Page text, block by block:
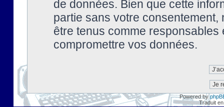
de données. Bien que cette
partie sans votre
être tenus comme
compromettre vos données.
Powered by
Traduit